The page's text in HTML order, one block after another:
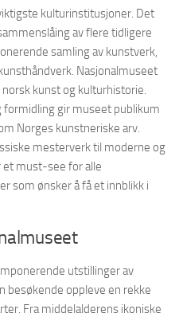
kulturinstitusjoner. Det
av flere tidligere
samling av kunstverk,
Nasjonalmuseet
kunst og kulturhistorie.
formidling gir museet publikum
Norges kunstneriske arv.
mesterverk til moderne og
et must-see for alle
som ønsker å få et innblikk i
utstillinger av
besøkende oppleve en rekke
Fra middelalderens ikoniske